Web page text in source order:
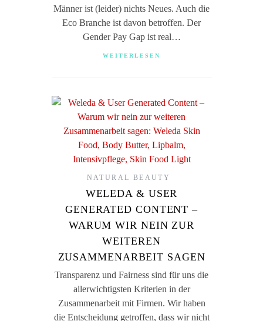
Männer ist (leider) nichts Neues. Auch die
Eco Branche ist davon betroffen. Der
Gender Pay Gap ist real…
WEITERLESEN
NATURAL BEAUTY
WELEDA & USER
GENERATED CONTENT –
WARUM WIR NEIN ZUR
WEITEREN
ZUSAMMENARBEIT SAGEN
Transparenz und Fairness sind für uns die
allerwichtigsten Kriterien in der
Zusammenarbeit mit Firmen. Wir haben
die Entscheidung getroffen, dass wir nicht